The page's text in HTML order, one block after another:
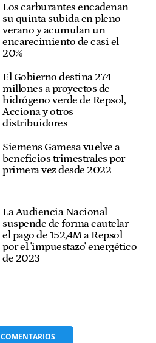
Los carburantes encadenan
su quinta subida en pleno
verano y acumulan un
encarecimiento de casi el
20%
El Gobierno destina 274
millones a proyectos de
hidrógeno verde de Repsol,
Acciona y otros
distribuidores
Siemens Gamesa vuelve a
beneficios trimestrales por
primera vez desde 2022
La Audiencia Nacional
suspende de forma cautelar
el pago de 152,4M a Repsol
por el 'impuestazo' energético
de 2023
COMENTARIOS